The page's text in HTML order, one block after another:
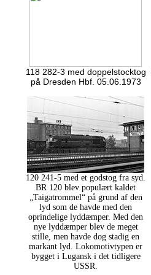
118 282-3 med doppelstocktog
på Dresden Hbf. 05.06.1973
120 241-5 med et godstog fra syd.
BR 120 blev populært kaldet
„Taigatrommel“ på grund af den
lyd som de havde med den
oprindelige lyddæmper. Med den
nye lyddæmper blev de meget
stille, men havde dog stadig en
markant lyd. Lokomotivtypen er
bygget i Lugansk i det tidligere
USSR.